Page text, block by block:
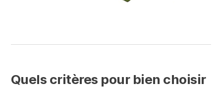
Quels critères pour bien choisir